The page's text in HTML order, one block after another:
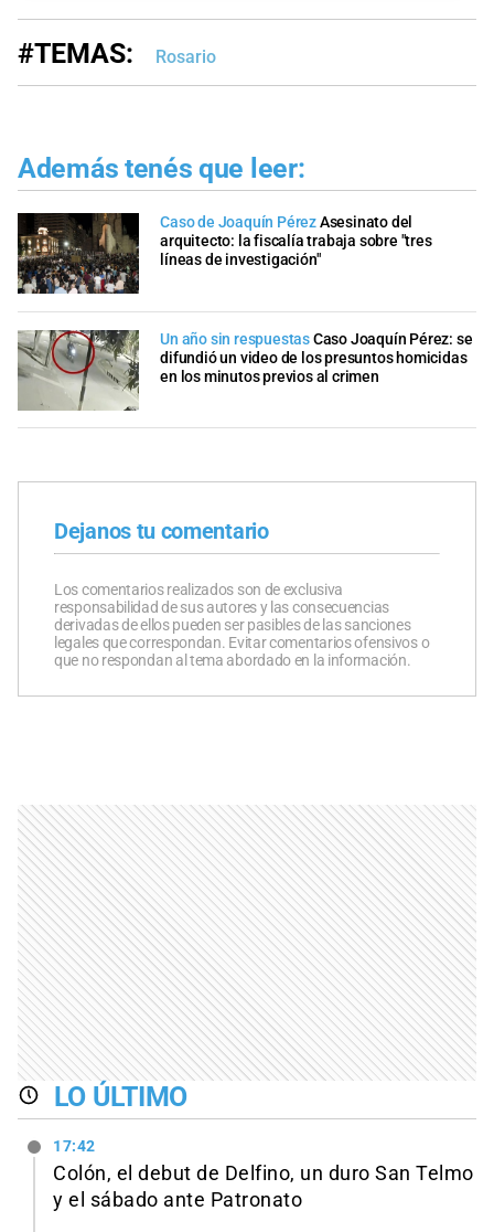
#TEMAS: Rosario
Además tenés que leer:
Caso de Joaquín PérezAsesinato del
arquitecto: la fiscalía trabaja sobre "tres
líneas de investigación"
Un año sin respuestasCaso Joaquín Pérez: se
difundió un video de los presuntos homicidas
en los minutos previos al crimen
Dejanos tu comentario
Los comentarios realizados son de exclusiva
responsabilidad de sus autores y las consecuencias
derivadas de ellos pueden ser pasibles de las sanciones
legales que correspondan. Evitar comentarios ofensivos o
que no respondan al tema abordado en la información.
LO ÚLTIMO
17:42
Colón, el debut de Delfino, un duro San Telmo
y el sábado ante Patronato